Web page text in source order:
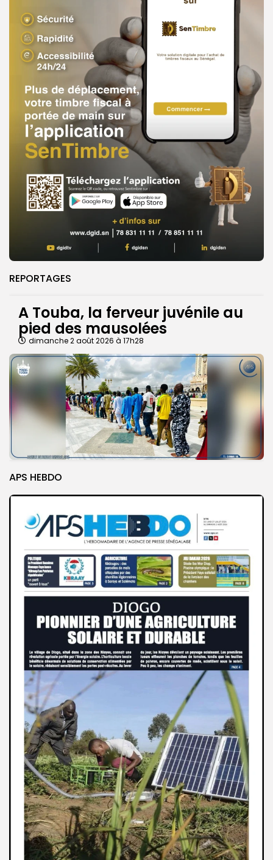
REPORTAGES
A Touba, la ferveur juvénile au
pied des mausolées
dimanche 2 août 2026 à 17h28
APS HEBDO